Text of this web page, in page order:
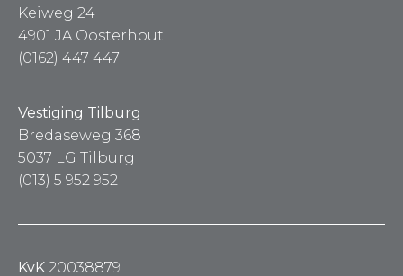
Keiweg 24
4901 JA Oosterhout
(0162) 447 447
Vestiging Tilburg
Bredaseweg 368
5037 LG Tilburg
(013) 5 952 952
KvK 20038879